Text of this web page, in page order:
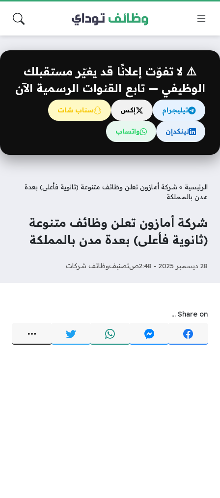
⚠️ لا تفوّت إعلانًا قد يغيّر مستقبلك
الوظيفي — تابع القنوات الرسمية الآن
تيليجرام إكس سناب شات
لينكدإن واتساب
الرئيسية » شركة أمازون تعلن وظائف متنوعة (ثانوية فأعلى) بعدة
مدن بالمملكة
شركة أمازون تعلن وظائف متنوعة
(ثانوية فأعلى) بعدة مدن بالمملكة
28 ديسمبر 2025 - 2:48ص تصنيفوظائف شركات
Share on ...